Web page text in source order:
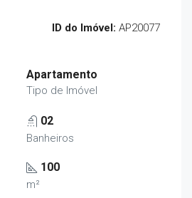
ID do Imóvel: AP20077
Apartamento
Tipo de Imóvel
02
Banheiros
100
m²